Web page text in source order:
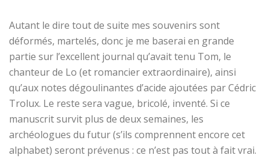
Autant le dire tout de suite mes souvenirs sont
déformés, martelés, donc je me baserai en grande
partie sur l’excellent journal qu’avait tenu Tom, le
chanteur de Lo (et romancier extraordinaire), ainsi
qu’aux notes dégoulinantes d’acide ajoutées par Cédric
Trolux. Le reste sera vague, bricolé, inventé. Si ce
manuscrit survit plus de deux semaines, les
archéologues du futur (s’ils comprennent encore cet
alphabet) seront prévenus : ce n’est pas tout à fait vrai.